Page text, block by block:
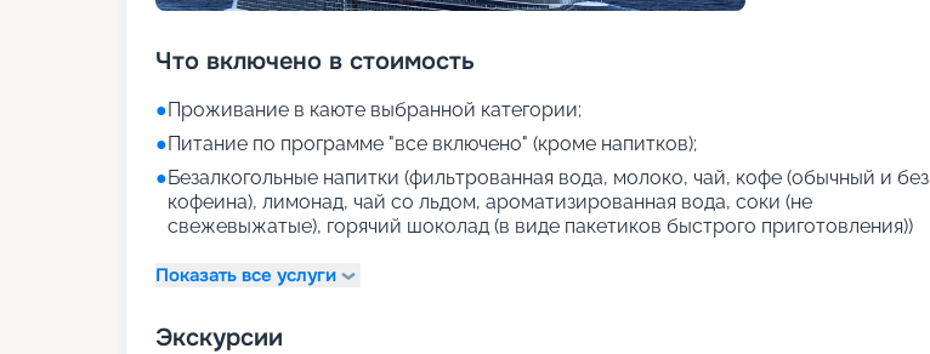
Что включено в стоимость
●Проживание в каюте выбранной категории;
●Питание по программе "все включено" (кроме напитков);
●Безалкогольные напитки (фильтрованная вода, молоко, чай, кофе (обычный и без
кофеина), лимонад, чай со льдом, ароматизированная вода, соки (не
свежевыжатые), горячий шоколад (в виде пакетиков быстрого приготовления))
Показать все услуги
Экскурсии